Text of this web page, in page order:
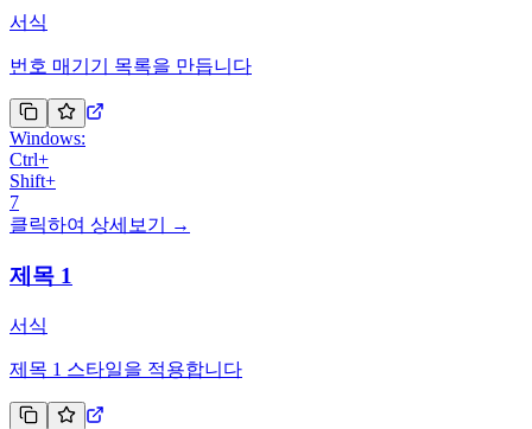
서식
번호 매기기 목록을 만듭니다
Windows:
Ctrl+
Shift+
7
클릭하여 상세보기 →
제목 1
서식
제목 1 스타일을 적용합니다